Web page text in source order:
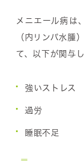
メニエール病は
（内リンパ水腫
て、以下が関与
強いストレス
過労
睡眠不足